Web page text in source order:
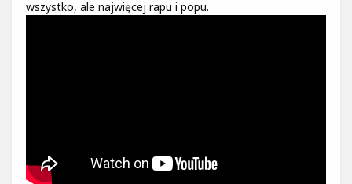
wszystko, ale najwięcej rapu i popu.